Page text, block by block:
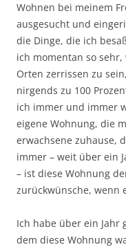
Wohnen bei meinem
ausgesucht und
die Dinge, die ich
ich momentan so
Orten zerrissen zu
nirgends zu 100
ich immer und immer
eigene Wohnung, die
erwachsene zuhause,
immer – weit über ein
– ist diese Wohnung
zurückwünsche, wenn
Ich habe über ein Jahr
dem diese Wohnung